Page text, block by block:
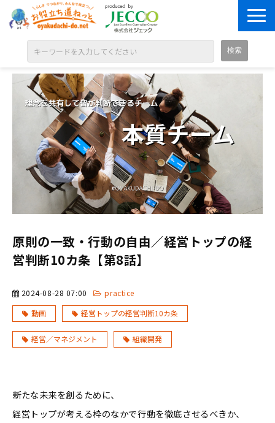
ABOUT
目的別に探す
ジャンル別に探す
シリーズ別に探す
OPEN BADGE
GALLERY
お知らせ
原則の一致・行動の自由／経営トップの経
営判断10カ条【第8話】
2024-08-28 07:00
practice
動画
経営トップの経営判断10カ条
経営／マネジメント 組織開発
新たな未来を創るために、
経営トップが考える枠のなかで行動を徹底させるべきか、